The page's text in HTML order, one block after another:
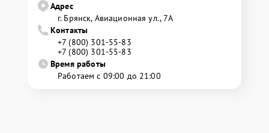
Адрес
г. Брянск, Авиационная ул., 7А
Контакты
+7 (800) 301-55-83
+7 (800) 301-55-83
Время работы
Работаем с 09:00 до 21:00